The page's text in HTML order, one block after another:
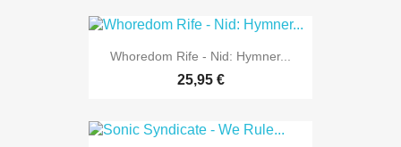
Whoredom Rife - Nid: Hymner...
25,95 €